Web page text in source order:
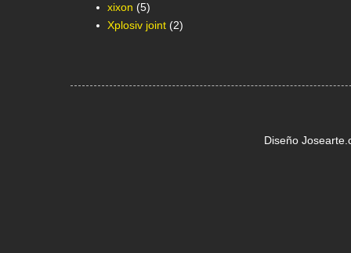
xixon (5)
Xplosiv joint (2)
Diseño